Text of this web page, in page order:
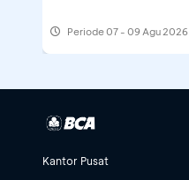
Periode07 - 09 Agu 2026
Kantor Pusat